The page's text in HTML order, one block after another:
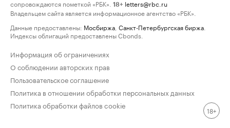
сопровождаются пометкой «РБК».
18+ letters@rbc.ru
Владельцем сайта является информационное агентство «РБК».
Данные предоставлены: Мосбиржа Санкт-Петербургская биржа
Индексы облигаций предоставлены Cbonds.
Информация об ограничениях
О соблюдении авторских прав
Пользовательское соглашение
Политика в отношении обработки персональных данных
Политика обработки файлов cookie
18+